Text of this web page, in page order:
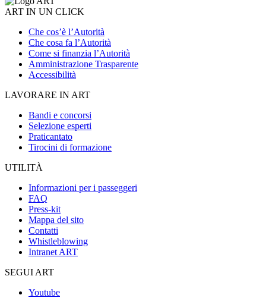
ART IN UN CLICK
Che cos’è l’Autorità
Che cosa fa l’Autorità
Come si finanzia l’Autorità
Amministrazione Trasparente
Accessibilità
LAVORARE IN ART
Bandi e concorsi
Selezione esperti
Praticantato
Tirocini di formazione
UTILITÀ
Informazioni per i passeggeri
FAQ
Press-kit
Mappa del sito
Contatti
Whistleblowing
Intranet ART
SEGUI ART
Youtube